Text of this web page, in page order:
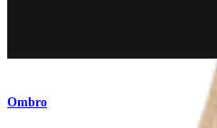
Ombro